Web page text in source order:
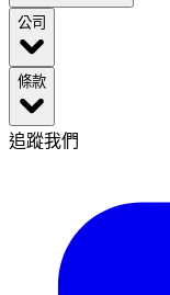
公司
條款
追蹤我們